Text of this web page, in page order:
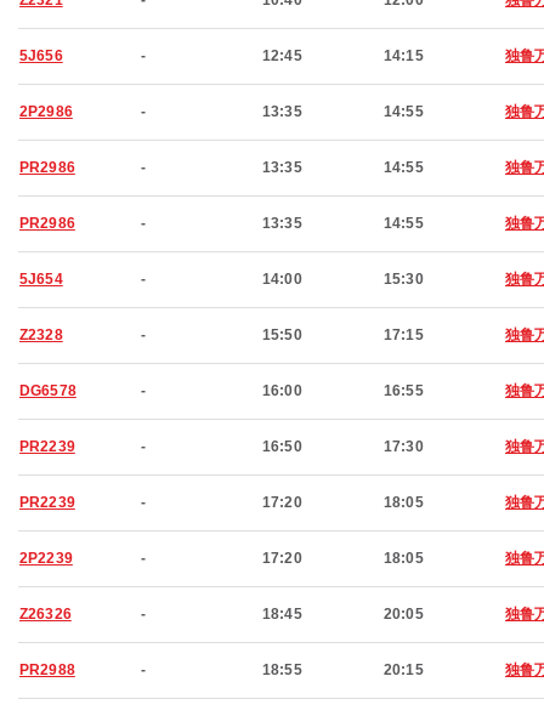
5J656 - 12:45 14:15 独鲁
2P2986 - 13:35 14:55 独鲁
PR2986 - 13:35 14:55 独鲁
PR2986 - 13:35 14:55 独鲁
5J654 - 14:00 15:30 独鲁
Z2328 - 15:50 17:15 独鲁
DG6578 - 16:00 16:55 独鲁
PR2239 - 16:50 17:30 独鲁
PR2239 - 17:20 18:05 独鲁
2P2239 - 17:20 18:05 独鲁
Z26326 - 18:45 20:05 独鲁
PR2988 - 18:55 20:15 独鲁